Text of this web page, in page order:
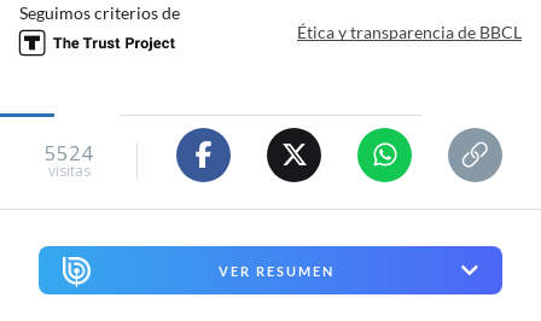
Seguimos criterios de
Ética y transparencia de BBCL
5524
visitas
VER RESUMEN